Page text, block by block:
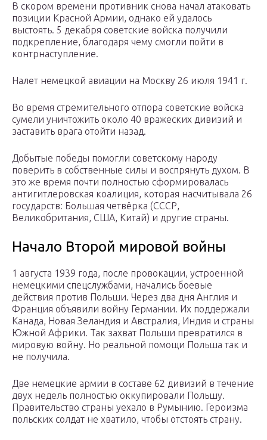
В скором времени противник снова начал атаковать
позиции Красной Армии, однако ей удалось
выстоять. 5 декабря советские войска получили
подкрепление, благодаря чему смогли пойти в
контрнаступление.
Налет немецкой авиации на Москву 26 июля 1941 г.
Во время стремительного отпора советские войска
сумели уничтожить около 40 вражеских дивизий и
заставить врага отойти назад.
Добытые победы помогли советскому народу
поверить в собственные силы и воспрянуть духом. В
это же время почти полностью сформировалась
антигитлеровская коалиция, которая насчитывала 26
государств: Большая четвёрка (СССР,
Великобритания, США, Китай) и другие страны.
Начало Второй мировой войны
1 августа 1939 года, после провокации, устроенной
немецкими спецслужбами, начались боевые
действия против Польши. Через два дня Англия и
Франция объявили войну Германии. Их поддержали
Канада, Новая Зеландия и Австралия, Индия и страны
Южной Африки. Так захват Польши превратился в
мировую войну. Но реальной помощи Польша так и
не получила.
Две немецкие армии в составе 62 дивизий в течение
двух недель полностью оккупировали Польшу.
Правительство страны уехало в Румынию. Героизма
польских солдат не хватило, чтобы отстоять страну.